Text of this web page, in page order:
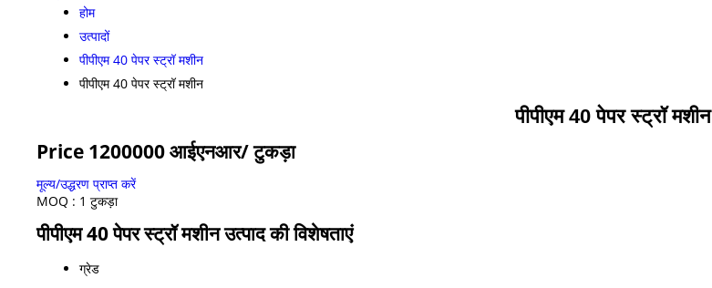
होम
उत्पादों
पीपीएम 40 पेपर स्ट्रॉ मशीन
पीपीएम 40 पेपर स्ट्रॉ मशीन
पीपीएम 40 पेपर स्ट्रॉ मशीन
Price 1200000 आईएनआर/ टुकड़ा
मूल्य/उद्धरण प्राप्त करें
MOQ : 1 टुकड़ा
पीपीएम 40 पेपर स्ट्रॉ मशीन उत्पाद की विशेषताएं
ग्रेड